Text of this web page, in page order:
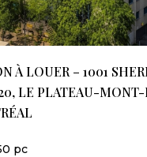
À LOUER – 1001
LE PLATEAU-MONT-
pc